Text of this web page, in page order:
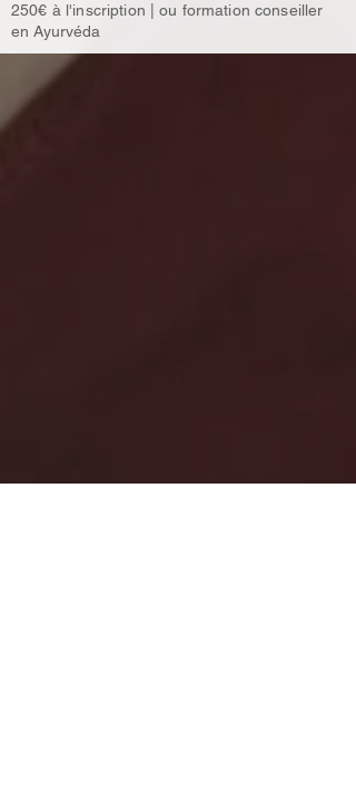
250€ à l'inscription | ou formation conseiller
en Ayurvéda